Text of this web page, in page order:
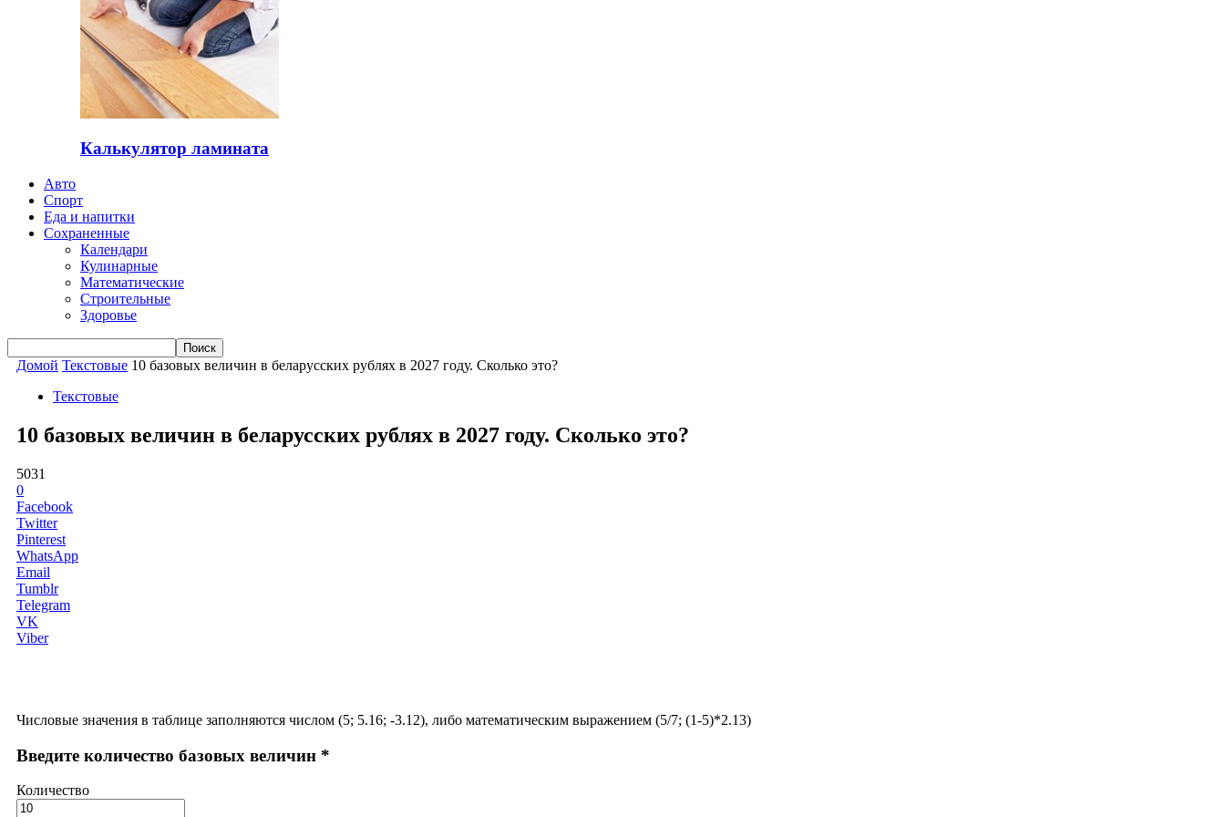
Калькулятор ламината
Авто
Спорт
Еда и напитки
Сохраненные
Календари
Кулинарные
Математические
Строительные
Здоровье
Домой Текстовые 10 базовых величин в беларусских рублях в 2027 году. Сколько это?
Текстовые
10 базовых величин в беларусских рублях в 2027 году. Сколько это?
5031
0
Facebook
Twitter
Pinterest
WhatsApp
Email
Tumblr
Telegram
VK
Viber
Числовые значения в таблице заполняются числом (5; 5.16; -3.12), либо математическим выражением (5/7; (1-5)*2.13)
Введите количество базовых величин *
Количество